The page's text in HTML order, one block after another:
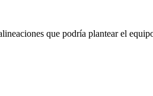
que podría plantear el